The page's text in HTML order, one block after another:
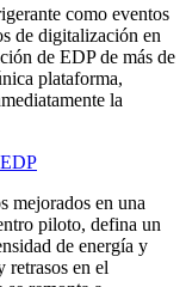
como eventos
de digitalización en
de EDP de más de
plataforma,
la
mejorados en una
piloto, defina un
de energía y
retrasos en el